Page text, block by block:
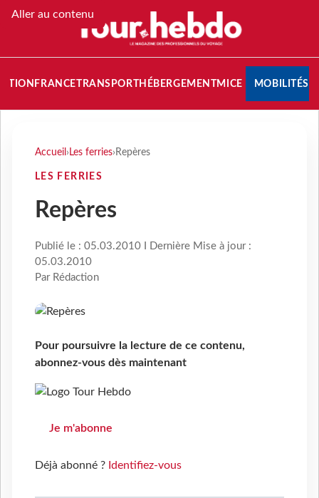
Aller au contenu
FRANCETRANSPORT HÉBERGEMENTMICE MOBILITÉS
Accueil › Les ferries› Repères
LES FERRIES
Repères
Publié le : 05.03.2010 I Dernière Mise à jour :
05.03.2010
Par Rédaction
Pour poursuivre la lecture de ce contenu,
abonnez-vous dès maintenant
Je m'abonne
Déjà abonné ? Identifiez-vous